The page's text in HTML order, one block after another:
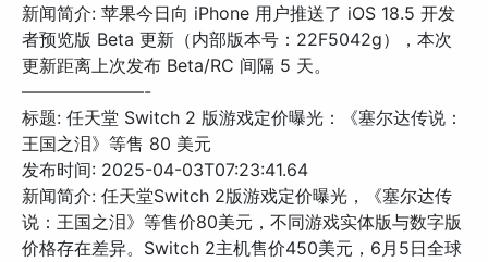
新闻简介: 苹果今日向 iPhone 用户推送了 iOS 18.5 开发
者预览版 Beta 更新（内部版本号：22F5042g），本次
更新距离上次发布 Beta/RC 间隔 5 天。
———————-
标题: 任天堂 Switch 2 版游戏定价曝光：《塞尔达传说：
王国之泪》等售 80 美元
发布时间: 2025-04-03T07:23:41.64
新闻简介: 任天堂Switch 2版游戏定价曝光，《塞尔达传
说：王国之泪》等售价80美元，不同游戏实体版与数字版
价格存在差异。Switch 2主机售价450美元，6月5日全球